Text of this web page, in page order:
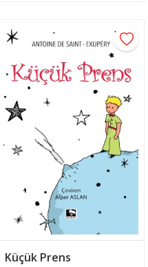
Sepete Ekle
Küçük Prens